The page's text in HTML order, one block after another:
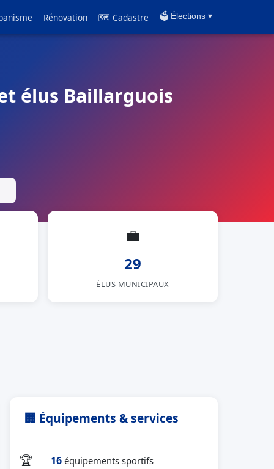
Rénovation 🗺 Cadastre 🗳️ Élections ▾
élus Baillarguois
💼
29
ÉLUS MUNICIPAUX
🏢 Équipements & services
🏆 16 équipements sportifs